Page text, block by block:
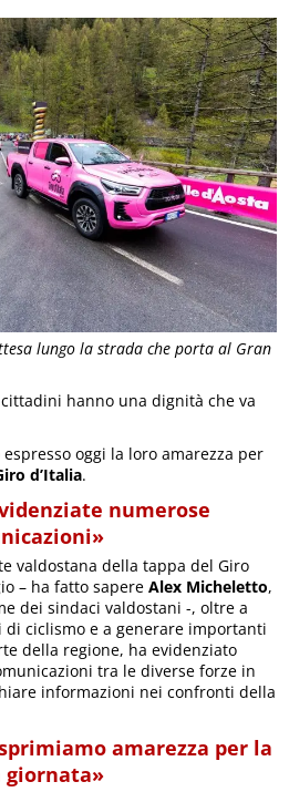
lungo la strada che porta al Gran
hanno una dignità che va
oggi la loro amarezza per
d’Italia.
numerose
valdostana della tappa del Giro
– ha fatto sapereAlex Micheletto,
dei sindaci valdostani -, oltre a
ciclismo e a generare importanti
della regione, ha evidenziato
tra le diverse forze in
informazioni nei confronti della
amarezza per la
giornata»